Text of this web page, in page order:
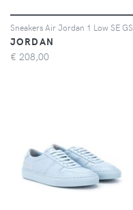
Sneakers Air Jordan 1 Low SE GS
JORDAN
€ 208,00